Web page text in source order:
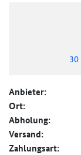
30
Anbieter:
Ort:
Abholung:
Versand:
Zahlungsart: